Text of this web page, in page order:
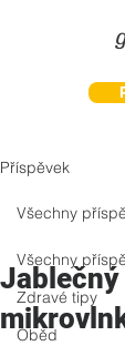
Příspěvek
Všechny
Zdravé tipy
Oběd
Všechny
Jablečný